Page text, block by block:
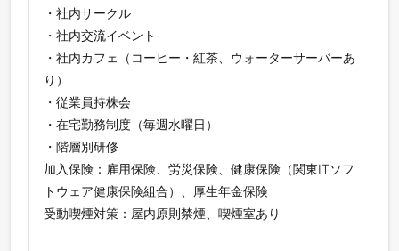
・社内サークル
・社内交流イベント
・社内カフェ（コーヒー・紅茶、ウォーターサーバーあ
り）
・従業員持株会
・在宅勤務制度（毎週水曜日）
・階層別研修
加入保険：雇用保険、労災保険、健康保険（関東ITソフ
トウェア健康保険組合）、厚生年金保険
受動喫煙対策：屋内原則禁煙、喫煙室あり